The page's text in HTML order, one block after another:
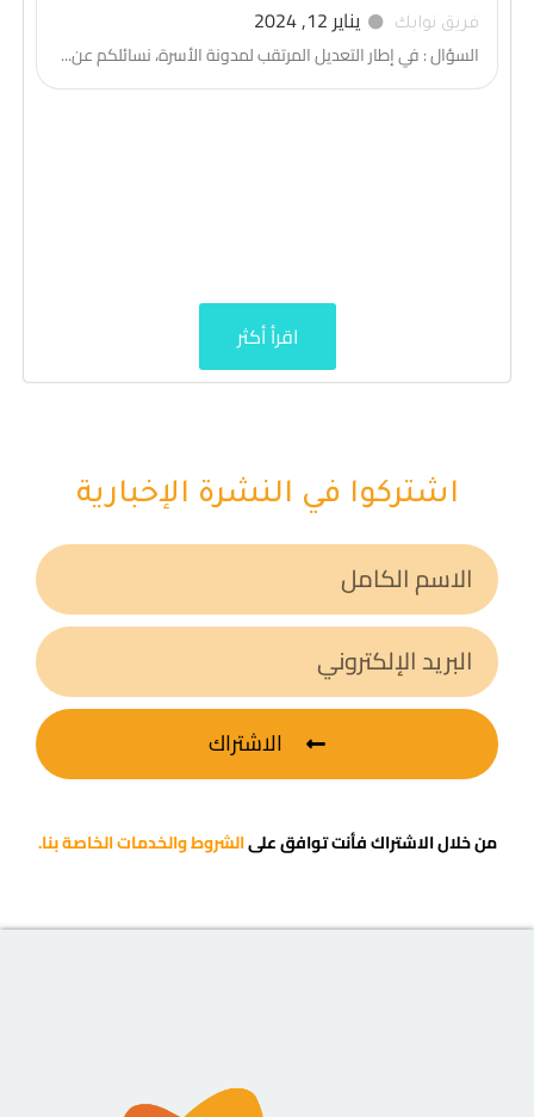
فريق نوابك يناير 12, 2024
السؤال : في إطار التعديل المرتقب لمدونة الأسرة، نسائلكم عن...
اقرأ أكثر
اشتركوا في النشرة الإخبارية
الاشتراك
من خلال الاشتراك فأنت توافق علىالشروط والخدمات الخاصة بنا.